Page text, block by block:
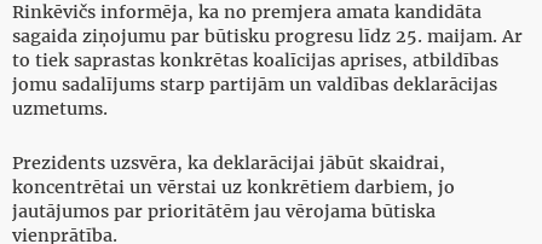
Rinkēvičs informēja, ka no premjera amata kandidāta
sagaida ziņojumu par būtisku progresu līdz 25. maijam. Ar
to tiek saprastas konkrētas koalīcijas aprises, atbildības
jomu sadalījums starp partijām un valdības deklarācijas
uzmetums.
Prezidents uzsvēra, ka deklarācijai jābūt skaidrai,
koncentrētai un vērstai uz konkrētiem darbiem, jo
jautājumos par prioritātēm jau vērojama būtiska
vienprātība.